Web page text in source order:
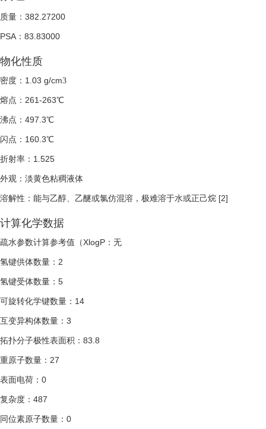
质量：382.27200
PSA：83.83000
物化性质
密度：1.03 g/cm3
熔点：261-263℃
沸点：497.3℃
闪点：160.3℃
折射率：1.525
外观：淡黄色粘稠液体
溶解性：能与乙醇、乙醚或氯仿混溶，极难溶于水或正己烷 [2]
计算化学数据
疏水参数计算参考值（XlogP：无
氢键供体数量：2
氢键受体数量：5
可旋转化学键数量：14
互变异构体数量：3
拓扑分子极性表面积：83.8
重原子数量：27
表面电荷：0
复杂度：487
同位素原子数量：0